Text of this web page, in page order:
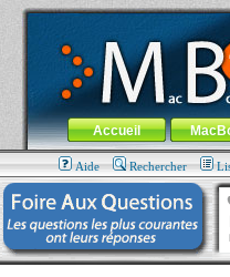
MacBook-fr.com : 100% Apple... 100%
Aller au contenu-Aller au menu
Menu général
Accueil
Aide Rechercher